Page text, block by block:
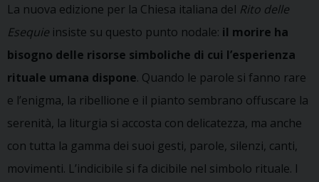
La nuova edizione per la Chiesa italiana del Rito delle
Esequie insiste su questo punto nodale: il morire ha
bisogno delle risorse simboliche di cui l’esperienza
rituale umana dispone. Quando le parole si fanno rare
e l’enigma, la ribellione e il pianto sembrano offuscare la
serenità, la liturgia si accosta con delicatezza, ma anche
con tutta la gamma dei suoi gesti, parole, silenzi, canti,
movimenti. L’indicibile si fa dicibile nel simbolo rituale. I